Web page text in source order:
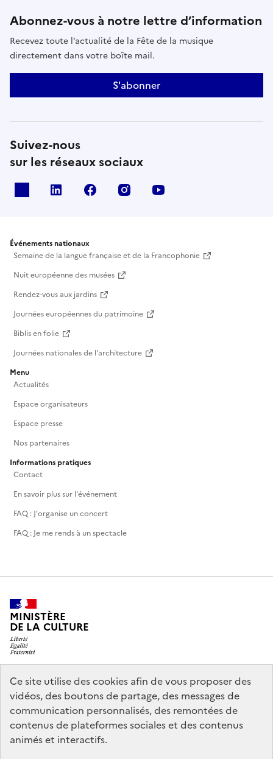
Ce site utilise des cookies afin de vous proposer des
vidéos, des boutons de partage, des messages de
communication personnalisés, des remontées de
contenus de plateformes sociales et des contenus
animés et interactifs.
Abonnez-vous à notre lettre d’information
Recevez toute l’actualité de la Fête de la musique
directement dans votre boîte mail.
S'abonner
Suivez-nous
sur les réseaux sociaux
Linkedin Facebook Instagram
Événements nationaux
Semaine de la langue française et de la Francophonie
Nuit européenne des musées
Rendez-vous aux jardins
Journées européennes du patrimoine
Biblis en folie
Journées nationales de l'architecture
Menu
Actualités
Espace organisateurs
Espace presse
Nos partenaires
Informations pratiques
Contact
En savoir plus sur l'événement
FAQ : J'organise un concert
FAQ : Je me rends à un spectacle
MINISTÈRE
DE LA CULTURE
legifrance.gouv.fr
info.gouv.fr
service-public.gouv.fr
data.gouv.fr